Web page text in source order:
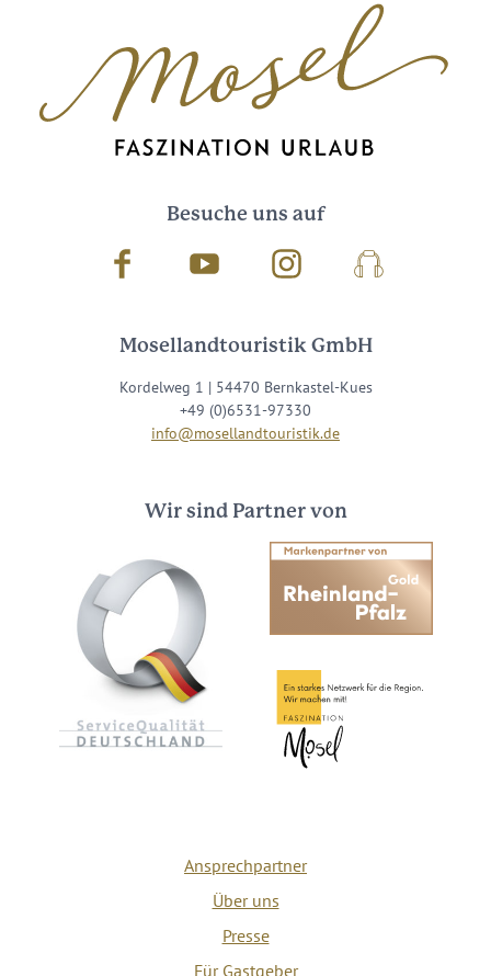
Besuche uns auf
Facebook Youtube InstagramPodcast
Mosellandtouristik GmbH
Kordelweg 1 | 54470 Bernkastel-Kues
+49 (0)6531-97330
info@mosellandtouristik.de
Wir sind Partner von
Ansprechpartner
Über uns
Presse
Für Gastgeber